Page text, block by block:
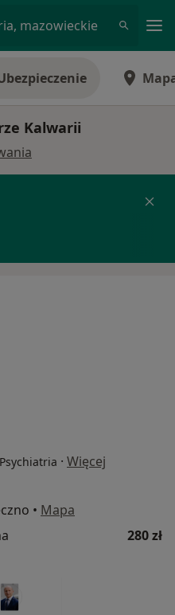
mazowieckie
Kalwarii
· Więcej
• Mapa
280 zł